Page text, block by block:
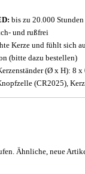
bis zu 20.000 Stunden
und rußfrei
Kerze und fühlt sich
(bitte dazu bestellen)
(Ø x H): 8 x
(CR2025),
Ähnliche, neue